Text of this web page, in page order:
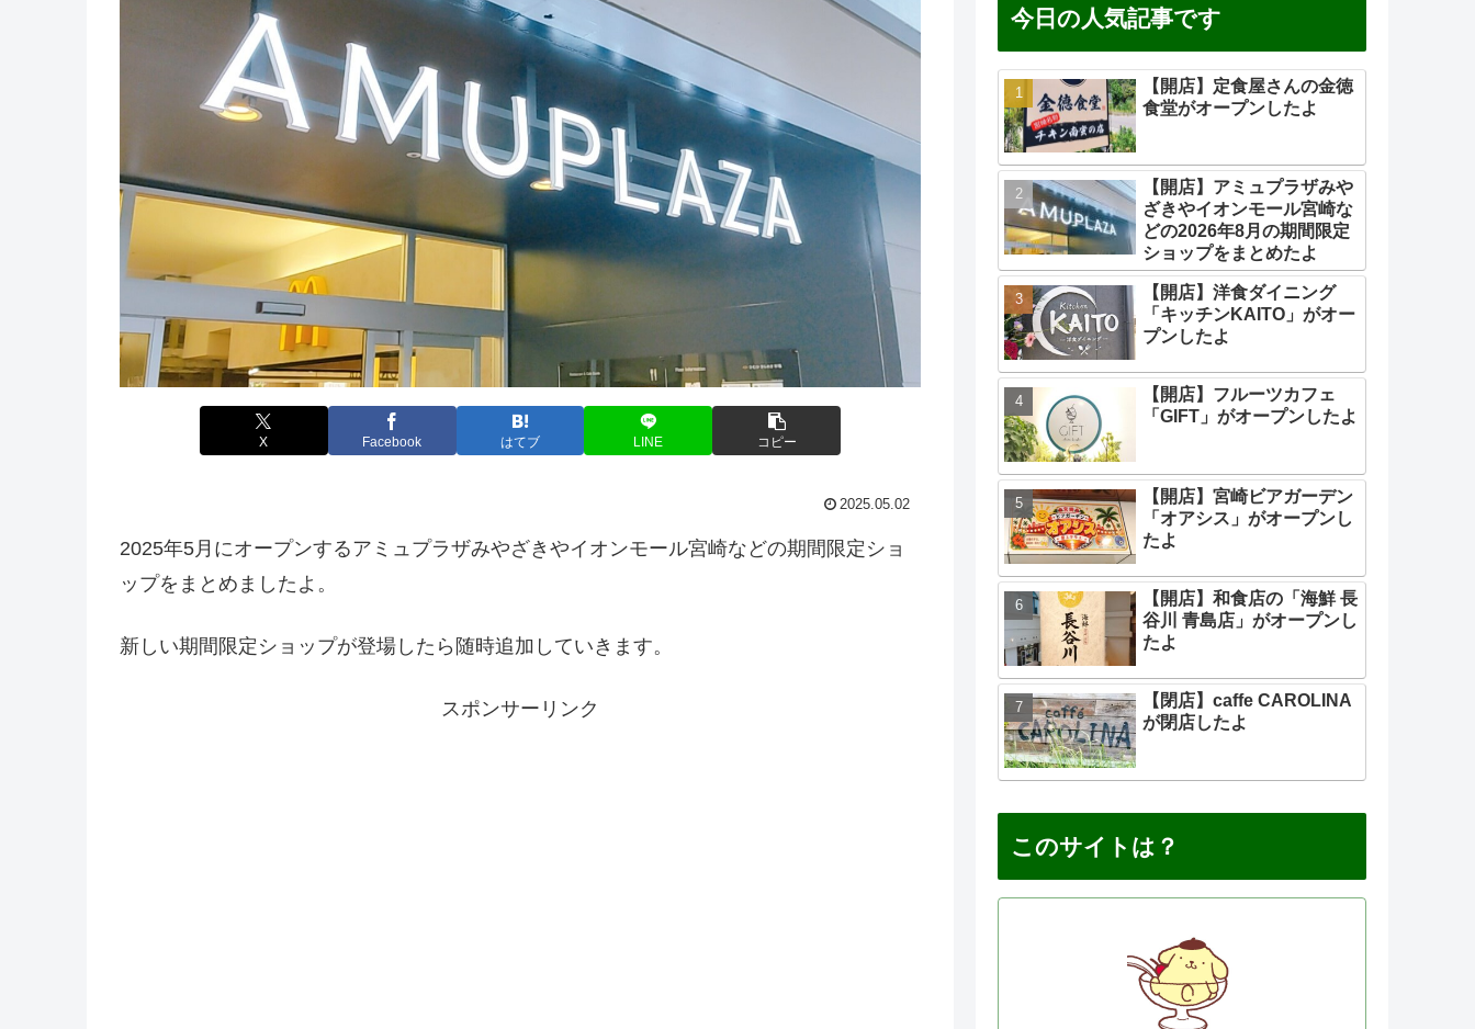
X Facebook はてブ LINE コピー
2025.05.02
2025年5月にオープンするアミュプラザみやざきやイオンモール宮崎などの期間限定ショ
ップをまとめましたよ。
新しい期間限定ショップが登場したら随時追加していきます。
スポンサーリンク
今日の人気記事です
【開店】定食屋さんの金徳
食堂がオープンしたよ
【開店】アミュプラザみや
ざきやイオンモール宮崎な
どの2026年8月の期間限定
ショップをまとめたよ
【開店】洋食ダイニング
「キッチンKAITO」がオー
プンしたよ
【開店】フルーツカフェ
「GIFT」がオープンしたよ
【開店】宮崎ビアガーデン
「オアシス」がオープンし
たよ
【開店】和食店の「海鮮 長
谷川 青島店」がオープンし
たよ
【閉店】caffe CAROLINA
が閉店したよ
このサイトは？